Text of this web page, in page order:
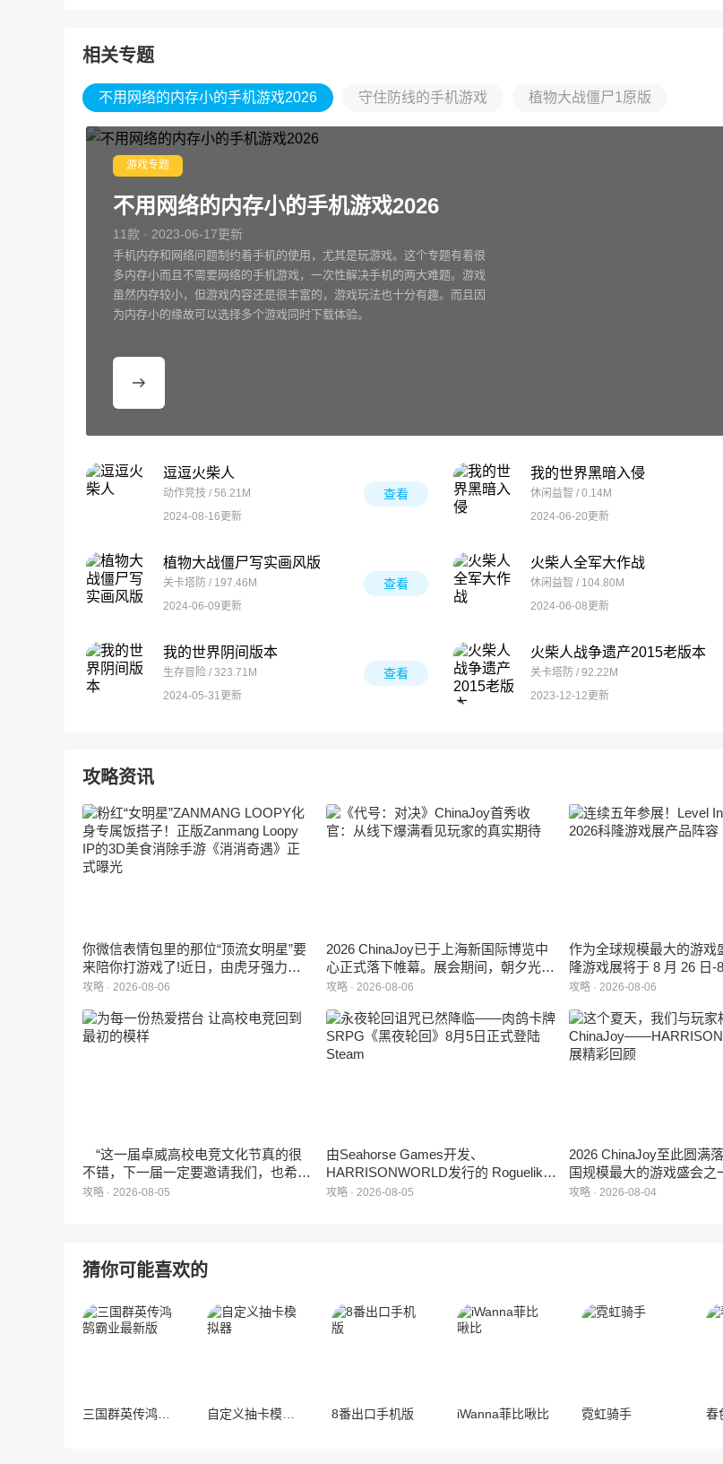
相关专题
不用网络的内存小的手机游戏2026 守住防线的手机游戏 植物大战僵尸1原版
游戏专题
不用网络的内存小的手机游戏2026
11款 · 2023-06-17更新
手机内存和网络问题制约着手机的使用，尤其是玩游戏。这个专题有着很
多内存小而且不需要网络的手机游戏，一次性解决手机的两大难题。游戏
虽然内存较小，但游戏内容还是很丰富的，游戏玩法也十分有趣。而且因
为内存小的缘故可以选择多个游戏同时下载体验。
逗逗火柴人
动作竞技 / 56.21M
2024-08-16更新
查看
我的世界黑暗入侵
休闲益智 / 0.14M
2024-06-20更新
植物大战僵尸写实画风版
关卡塔防 / 197.46M
2024-06-09更新
查看
火柴人全军大作战
休闲益智 / 104.80M
2024-06-08更新
我的世界阴间版本
生存冒险 / 323.71M
2024-05-31更新
查看
火柴人战争遗产2015老版本
关卡塔防 / 92.22M
2023-12-12更新
攻略资讯
你微信表情包里的那位“顶流女明星”要
来陪你打游戏了!近日，由虎牙强力发
行、正版Zanmang Loopy(赞萌露比)IP
遇》正式曝光。这款产品巧妙融合了
3D立体消除、模拟经营与丰富的互动
攻略 · 2026-08-06
2026 ChinaJoy已于上海新国际博览中
心正式落下帷幕。展会期间，朝夕光年
旗下蓝海工作室自研的多英雄策略射击
相，并向玩家开放试玩。
攻略 · 2026-08-06
作为全球规模最大的游戏
隆游戏展将于 8 月 26 日-
德国举行。日前，科隆游
罄，这也是科隆游戏展办
现展位一席难求的情况。
攻略 · 2026-08-06
“这一届卓威高校电竞文化节真的很
不错，下一届一定要邀请我们，也希望
能给更多同学一个来到现场的机会。”
攻略 · 2026-08-05
由Seahorse Games开发、
HARRISONWORLD发行的 Roguelike
卡牌战棋游戏 《黑夜轮回》于2026年8
攻略 · 2026-08-05
2026 ChinaJoy至此圆满
国规模最大的游戏盛会之
馆依旧汇聚了来自全球的
流互动，共同度过了充满
攻略 · 2026-08-04
猜你可能喜欢的
8番出口手机版 iWanna菲比啾比 霓虹骑手 春